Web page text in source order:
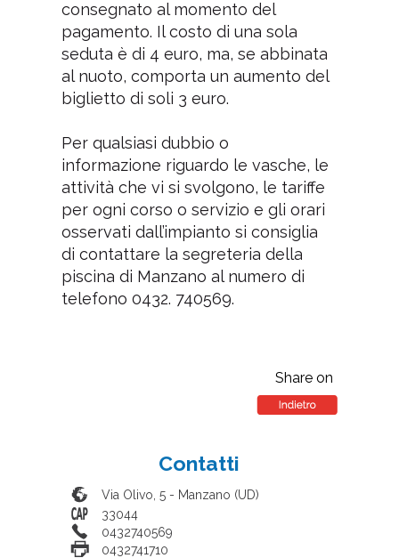
consegnato al momento del
pagamento. Il costo di una sola
seduta è di 4 euro, ma, se abbinata
al nuoto, comporta un aumento del
biglietto di soli 3 euro.
Per qualsiasi dubbio o
informazione riguardo le vasche, le
attività che vi si svolgono, le tariffe
per ogni corso o servizio e gli orari
osservati dall’impianto si consiglia
di contattare la segreteria della
piscina di Manzano al numero di
telefono 0432. 740569.
Share on
Contatti
Via Olivo, 5- Manzano (UD)
33044
0432740569
0432741710